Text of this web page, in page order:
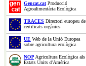
Gencat.catProducció
Agroalimentària Ecològica
TRACES Directori europeu de
certificats orgànics
UE Web de la Unió Europea
sobre agricultura ecològica
NOPAgricultura Ecològica als
Estats Units d'Amèrica